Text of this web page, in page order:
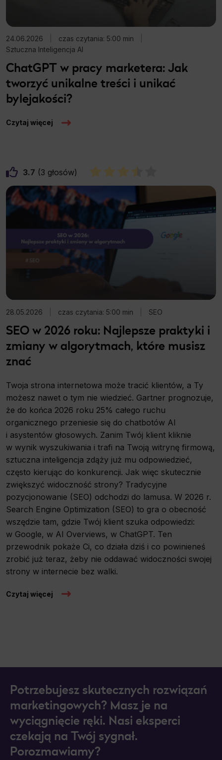
24.06.2026 czas czytania: 5:00 min
Sztuczna Inteligencja AI
ChatGPT w pracy marketera: Jak
tworzyć unikalne treści i unikać
bylejakości?
Czytaj więcej
3.7 3
28.05.2026 czas czytania: 5:00 min SEO
SEO w 2026 roku: Najlepsze praktyki i
zmiany w algorytmach, które musisz
znać
Twoja strona internetowa może tracić klientów, a Ty
możesz nawet o tym nie wiedzieć. Gartner prognozuje,
że do końca 2026 roku 25% całego ruchu
organicznego przeniesie się do chatbotów AI
i asystentów głosowych. Zanim Twój klient kliknie
w wynik wyszukiwania i trafi na Twoją witrynę firmową,
sztuczna inteligencja zdąży już mu odpowiedzieć,
często kierując do konkurencji. Jak więc skutecznie
zwiększyć widoczność strony? Tradycyjne
pozycjonowanie (SEO) odchodzi do lamusa. W 2026 r.
Search Engine Optimization (SEO) to gra o obecność
wszędzie tam, gdzie Twój klient szuka odpowiedzi:
w Google, w AI Overviews, w ChatGPT. Ten
przewodnik pokaże Ci, co działa dziś i co powinieneś
zrobić już teraz, żeby nie oddawać widoczności swojej
strony w internecie bez walki.
Czytaj więcej
Potrzebujesz skutecznych rozwiązań
marketingowych? Masz je na
wyciągnięcie ręki. Nasi eksperci
czekają na Twój sygnał.
Porozmawiamy?